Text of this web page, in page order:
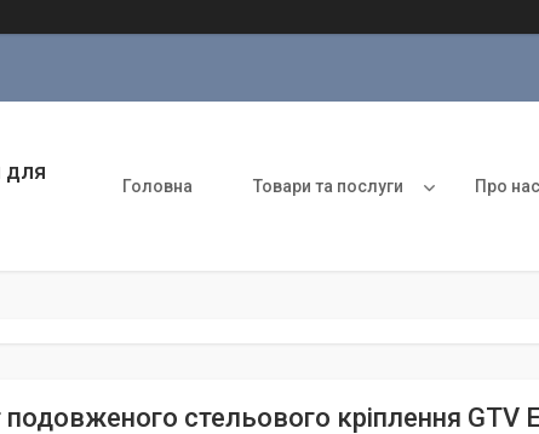
для
Головна Товари та послуги Про нас
стельового кріплення GTV